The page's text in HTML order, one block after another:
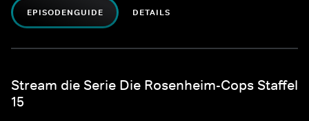
EPISODENGUIDE DETAILS
Stream die Serie Die Rosenheim-Cops Staffel
15